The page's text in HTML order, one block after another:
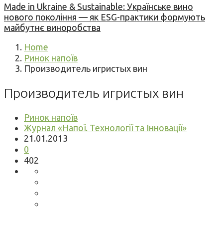
Made in Ukraine & Sustainable: Українське вино
нового покоління — як ESG-практики формують
майбутнє виноробства
Home
Ринок напоїв
Производитель игристых вин
Производитель игристых вин
Ринок напоїв
Журнал «Напої. Технології та Інновації»
21.01.2013
0
402